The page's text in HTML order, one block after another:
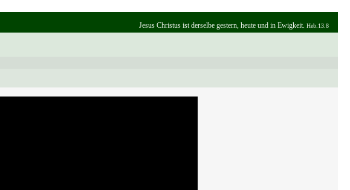
Jesus Christus ist derselbe gestern, heute und in Ewigkeit. Heb.13.8